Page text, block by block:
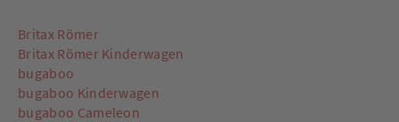
Britax Römer
Britax Römer Kinderwagen
bugaboo
bugaboo Kinderwagen
bugaboo Cameleon